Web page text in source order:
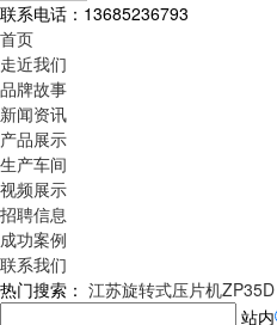
联系电话： 13685236793
首页
走近我们
品牌故事
新闻资讯
产品展示
生产车间
视频展示
招聘信息
成功案例
联系我们
热门搜索： 江苏旋转式压片机ZP35D
站内